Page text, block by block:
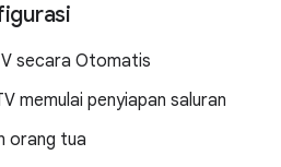
secara Otomatis
memulai penyiapan saluran
orang tua